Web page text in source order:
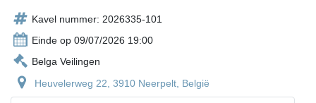
Kavel nummer: 2026335-101
Einde op 09/07/2026 19:00
Belga Veilingen
Heuvelerweg 22, 3910 Neerpelt, België